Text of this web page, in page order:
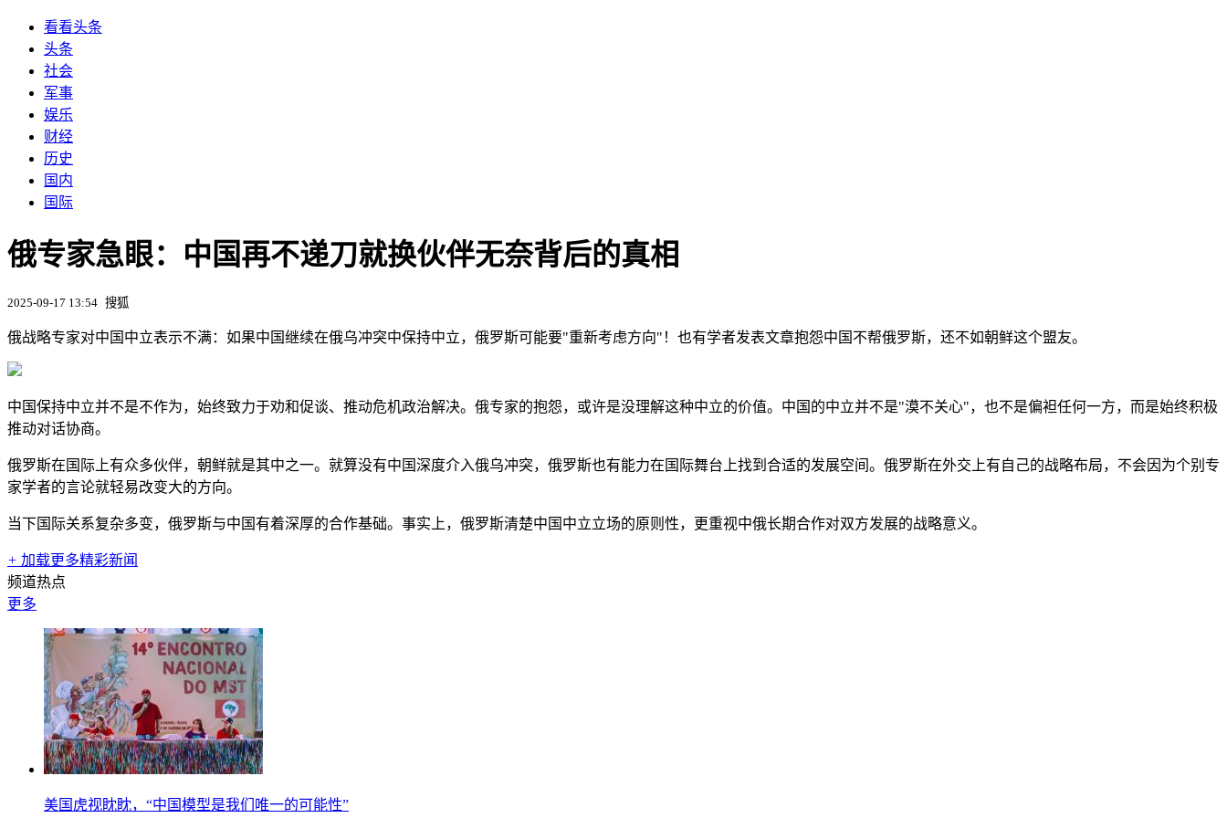
看看头条
头条
社会
军事
娱乐
财经
历史
国内
国际
俄专家急眼：中国再不递刀就换伙伴无奈背后的真相
2025-09-17 13:54 搜狐
俄战略专家对中国中立表示不满：如果中国继续在俄乌冲突中保持中立，俄罗斯可能要"重新考虑方向"！也有学者发表文章抱怨中国不帮俄罗斯，还不如朝鲜这个盟友。
中国保持中立并不是不作为，始终致力于劝和促谈、推动危机政治解决。俄专家的抱怨，或许是没理解这种中立的价值。中国的中立并不是"漠不关心"，也不是偏袒任何一方，而是始终积极
推动对话协商。
俄罗斯在国际上有众多伙伴，朝鲜就是其中之一。就算没有中国深度介入俄乌冲突，俄罗斯也有能力在国际舞台上找到合适的发展空间。俄罗斯在外交上有自己的战略布局，不会因为个别专
家学者的言论就轻易改变大的方向。
当下国际关系复杂多变，俄罗斯与中国有着深厚的合作基础。事实上，俄罗斯清楚中国中立立场的原则性，更重视中俄长期合作对双方发展的战略意义。
+ 加载更多精彩新闻
频道热点
更多
美国虎视眈眈，“中国模型是我们唯一的可能性”